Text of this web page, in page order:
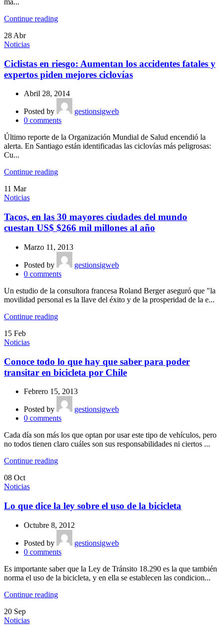
ma...
Continue reading
28 Abr
Noticias
Ciclistas en riesgo: Aumentan los accidentes fatales y
expertos piden mejores ciclovías
Abril 28, 2014
Posted by
gestionsigweb
0 comments
Último reporte de la Organización Mundial de Salud encendió la
alerta. En Santiago están identificadas las ciclovías más peligrosas:
Cu...
Continue reading
11 Mar
Noticias
Tacos, en las 30 mayores ciudades del mundo
cuestan US$ $266 mil millones al año
Marzo 11, 2013
Posted by
gestionsigweb
0 comments
Un estudio de la consultora francesa Roland Berger aseguró que "la
movilidad personal es la llave del éxito y de la prosperidad de la e...
Continue reading
15 Feb
Noticias
Conoce todo lo que hay que saber para poder
transitar en bicicleta por Chile
Febrero 15, 2013
Posted by
gestionsigweb
0 comments
Cada día son más los que optan por usar este tipo de vehículos, pero
no todos tienen claro cuáles son sus responsabilidades ni ciertos ...
Continue reading
08 Oct
Noticias
Lo que dice la ley sobre el uso de la bicicleta
Octubre 8, 2012
Posted by
gestionsigweb
0 comments
Es importante saber que la Ley de Tránsito 18.290 es la que también
norma el uso de la bicicleta, y en ella se establecen las condicion...
Continue reading
20 Sep
Noticias